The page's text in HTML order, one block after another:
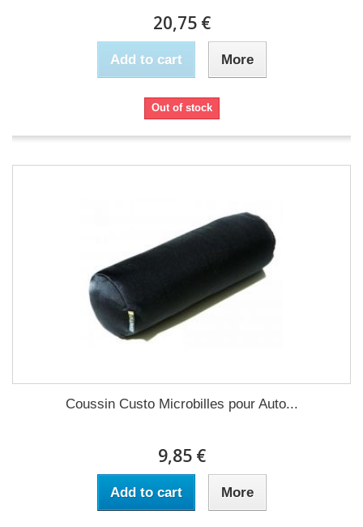
20,75 €
Add to cart More
Out of stock
Coussin Custo Microbilles pour Auto...
9,85 €
Add to cart More